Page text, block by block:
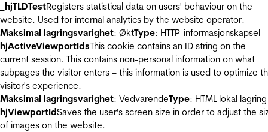
_hjTLDTestRegisters statistical data on users' behaviour on the
website. Used for internal analytics by the website operator.
Maksimal lagringsvarighet: ØktType: HTTP-informasjonskapsel
hjActiveViewportIdsThis cookie contains an ID string on the
current session. This contains non-personal information on what
subpages the visitor enters – this information is used to optimize
visitor's experience.
Maksimal lagringsvarighet: VedvarendeType: HTML lokal lagring
hjViewportIdSaves the user's screen size in order to adjust the
of images on the website.